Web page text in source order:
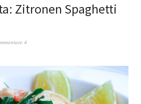
Zitronen Spaghetti
4